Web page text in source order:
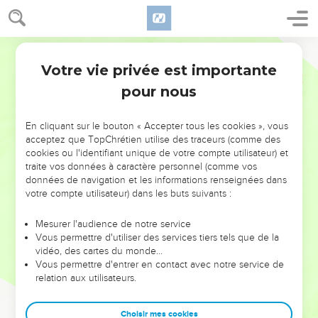
NE MANQUEZ PAS L’ÉVÉNEMENT
DE L’ANNÉE !
ET SI LEURS ERREURS POUVAIENT VOUS ÉVITER LES
VOTRES ?
leur foi ou leur vision. Mais on voit moins les doutes, les erreurs
et les saisons difficiles qu'ils ont traversés, alors même que ce
sont elles qui les ont façonnés.
Dans cette conférence, leaders, entrepreneurs, et responsables
clés pour avancer avec plus de sagesse afin que leurs erreurs
Votre vie privée est importante
pour nous
En cliquant sur le bouton « Accepter tous les cookies », vous
acceptez que TopChrétien utilise des traceurs (comme des
cookies ou l'identifiant unique de votre compte utilisateur) et
traite vos données à caractère personnel (comme vos
données de navigation et les informations renseignées dans
votre compte utilisateur) dans les buts suivants :
Mesurer l'audience de notre service
Vous permettre d'utiliser des services tiers tels que de la
vidéo, des cartes du monde…
Vous permettre d'entrer en contact avec notre service de
relation aux utilisateurs.
Choisir mes cookies